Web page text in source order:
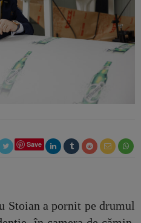
Save
pornit pe drumul